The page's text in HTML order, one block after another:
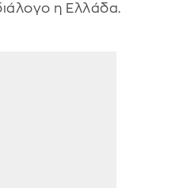
η Ελλάδα.